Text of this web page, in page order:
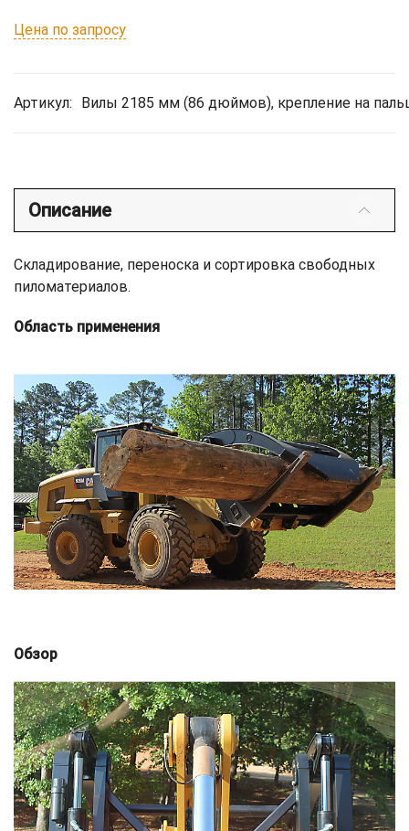
Цена по запросу
Артикул: Вилы 2185 мм (86 дюймов), крепление на
Описание
Складирование, переноска и сортировка свободных
пиломатериалов.
Область применения
Обзор